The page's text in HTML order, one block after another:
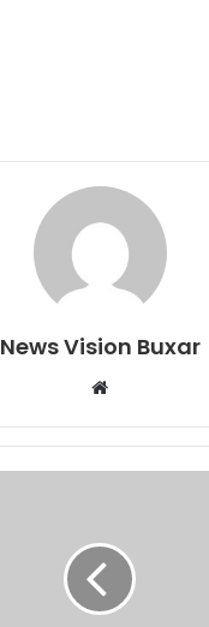
News Vision Buxar
b
s
e